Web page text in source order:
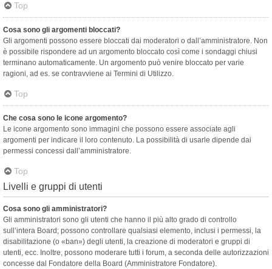
Top
Cosa sono gli argomenti bloccati?
Gli argomenti possono essere bloccati dai moderatori o dall’amministratore. Non
è possibile rispondere ad un argomento bloccato così come i sondaggi chiusi
terminano automaticamente. Un argomento può venire bloccato per varie
ragioni, ad es. se contravviene ai Termini di Utilizzo.
Top
Che cosa sono le icone argomento?
Le icone argomento sono immagini che possono essere associate agli
argomenti per indicare il loro contenuto. La possibilità di usarle dipende dai
permessi concessi dall’amministratore.
Top
Livelli e gruppi di utenti
Cosa sono gli amministratori?
Gli amministratori sono gli utenti che hanno il più alto grado di controllo
sull’intera Board; possono controllare qualsiasi elemento, inclusi i permessi, la
disabilitazione (o «ban») degli utenti, la creazione di moderatori e gruppi di
utenti, ecc. Inoltre, possono moderare tutti i forum, a seconda delle autorizzazioni
concesse dal Fondatore della Board (Amministratore Fondatore).